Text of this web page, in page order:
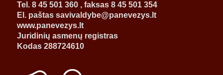
Tel. 8 45 501 360 , faksas 8 45 501 354
El. paštas savivaldybe@panevezys.lt
www.panevezys.lt
Juridinių asmenų registras
Kodas 288724610